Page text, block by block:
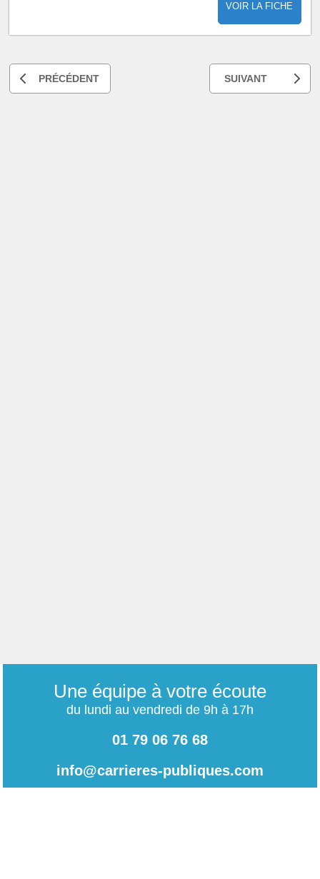
VOIR LA FICHE
PRÉCÉDENT SUIVANT
Une équipe à votre écoute
du lundi au vendredi de 9h à 17h
01 79 06 76 68
info@carrieres-publiques.com